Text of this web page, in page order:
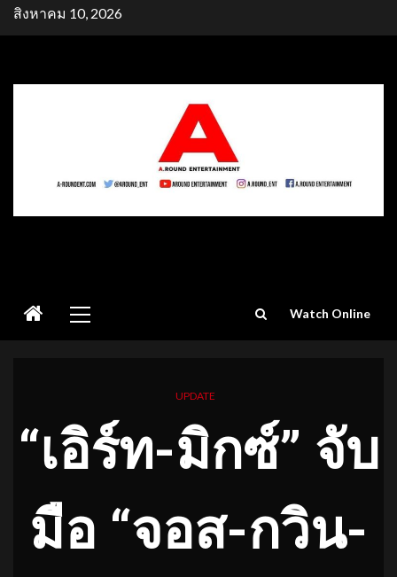
Skipสิงหาคม 10, 2026
Menu
Watch Online
UPDATE
“เอิร์ท-มิกซ์” จับ
มือ “จอส-กวิน-